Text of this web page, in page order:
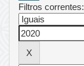
Filtros correntes: